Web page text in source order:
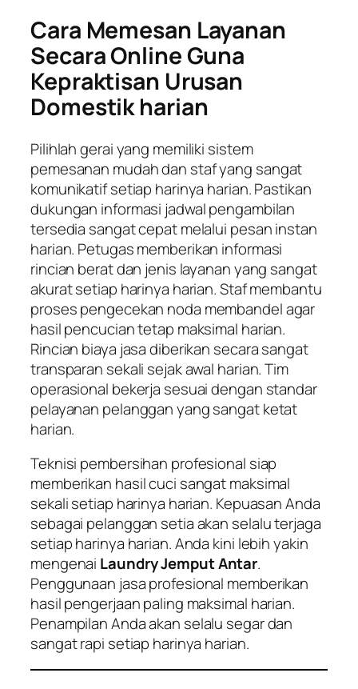
Cara Memesan Layanan
Secara Online Guna
Kepraktisan Urusan
Domestik harian
Pilihlah gerai yang memiliki sistem
pemesanan mudah dan staf yang sangat
komunikatif setiap harinya harian. Pastikan
dukungan informasi jadwal pengambilan
tersedia sangat cepat melalui pesan instan
harian. Petugas memberikan informasi
rincian berat dan jenis layanan yang sangat
akurat setiap harinya harian. Staf membantu
proses pengecekan noda membandel agar
hasil pencucian tetap maksimal harian.
Rincian biaya jasa diberikan secara sangat
transparan sekali sejak awal harian. Tim
operasional bekerja sesuai dengan standar
pelayanan pelanggan yang sangat ketat
harian.
Teknisi pembersihan profesional siap
memberikan hasil cuci sangat maksimal
sekali setiap harinya harian. Kepuasan Anda
sebagai pelanggan setia akan selalu terjaga
setiap harinya harian. Anda kini lebih yakin
mengenai Laundry Jemput Antar.
Penggunaan jasa profesional memberikan
hasil pengerjaan paling maksimal harian.
Penampilan Anda akan selalu segar dan
sangat rapi setiap harinya harian.